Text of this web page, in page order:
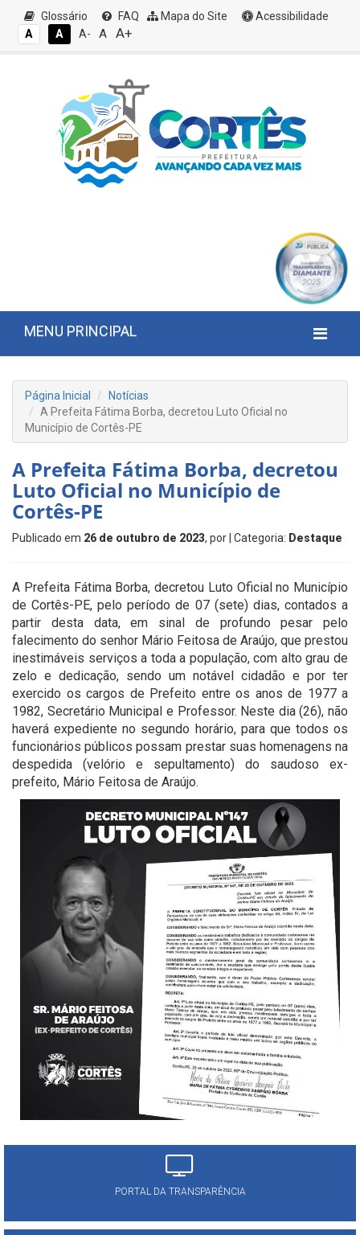
Glossário FAQ Mapa do Site
Acessibilidade
A
A A- A A+
MENU PRINCIPAL
Página Inicial
Notícias
A Prefeita Fátima Borba, decretou Luto Oficial no
Município de Cortês-PE
A Prefeita Fátima Borba, decretou
Luto Oficial no Município de
Cortês-PE
Publicado em 26 de outubro de 2023, por | Categoria: Destaque
A Prefeita Fátima Borba, decretou Luto Oficial no Município
de Cortês-PE, pelo período de 07 (sete) dias, contados a
partir desta data, em sinal de profundo pesar pelo
falecimento do senhor Mário Feitosa de Araújo, que prestou
inestimáveis serviços a toda a população, com alto grau de
zelo e dedicação, sendo um notável cidadão e por ter
exercido os cargos de Prefeito entre os anos de 1977 a
1982, Secretário Municipal e Professor. Neste dia (26), não
haverá expediente no segundo horário, para que todos os
funcionários públicos possam prestar suas homenagens na
despedida (velório e sepultamento) do saudoso ex-
prefeito, Mário Feitosa de Araújo.
PORTAL DA TRANSPARÊNCIA